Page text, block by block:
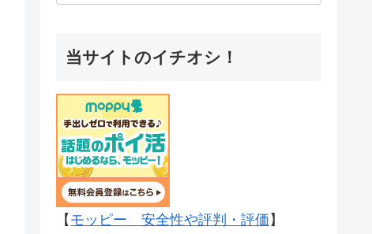
当サイトのイチオシ！
【 モッピー 安全性や評判・評価 】